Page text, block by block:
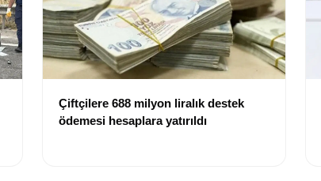
Çiftçilere 688 milyon liralık destek
ödemesi hesaplara yatırıldı